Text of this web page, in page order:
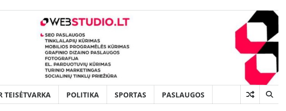
TEISĖTVARKA POLITIKA SPORTAS PASLAUGOS